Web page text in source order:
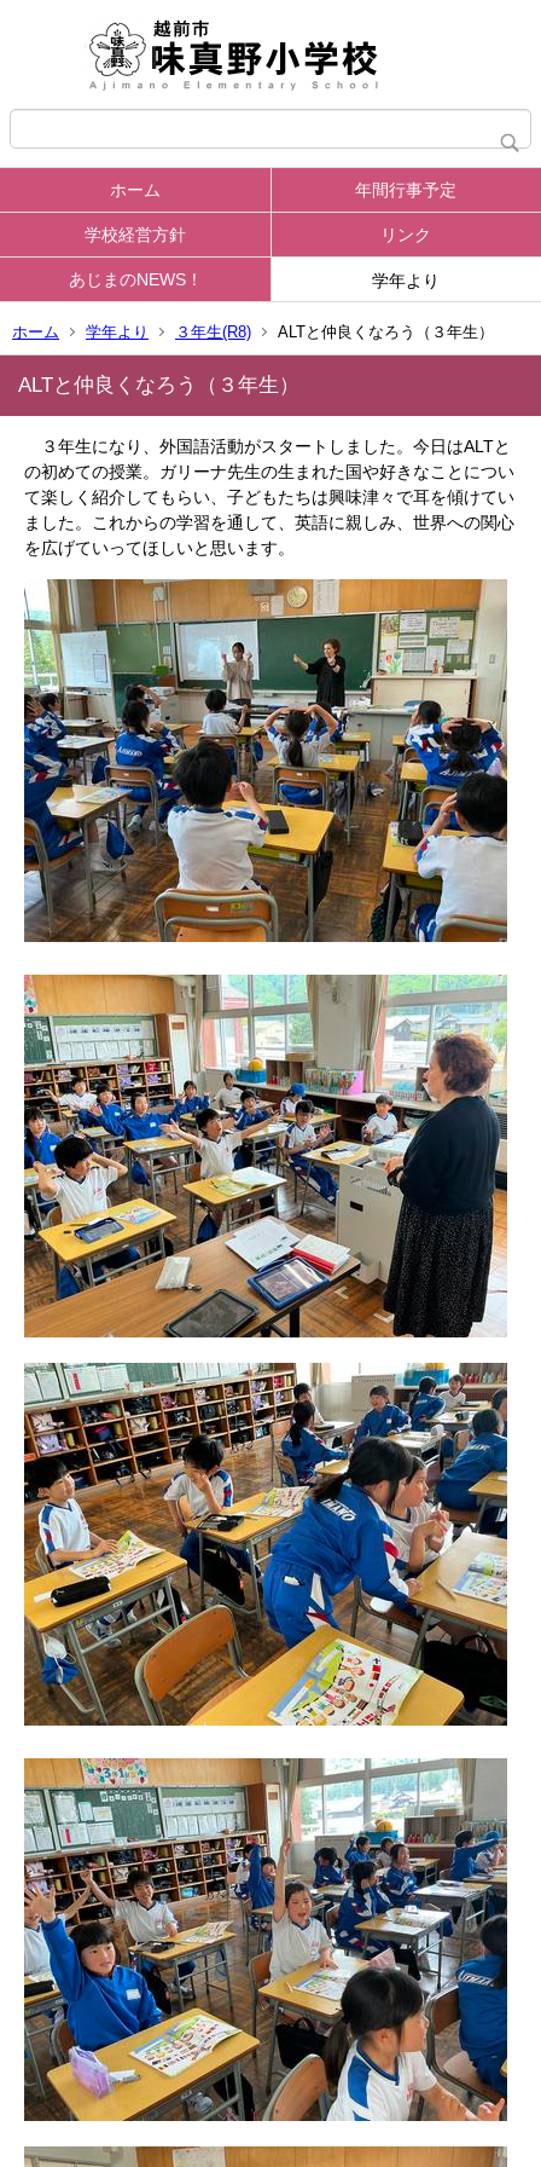
ホーム 年間行事予定
学校経営方針 リンク
あじまのNEWS！ 学年より
ホーム 学年より ３年生(R8) ALTと仲良くなろう（３年生）
ALTと仲良くなろう（３年生）
３年生になり、外国語活動がスタートしました。今日はALTと
の初めての授業。ガリーナ先生の生まれた国や好きなことについ
て楽しく紹介してもらい、子どもたちは興味津々で耳を傾けてい
ました。これからの学習を通して、英語に親しみ、世界への関心
を広げていってほしいと思います。